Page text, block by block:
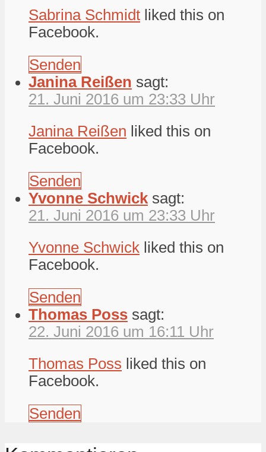
Sabrina Schmidt liked this on
Facebook.
Senden
Janina Reißen sagt:
21. Juni 2016 um 23:33 Uhr
Janina Reißen liked this on
Facebook.
Senden
Yvonne Schwick sagt:
21. Juni 2016 um 23:33 Uhr
Yvonne Schwick liked this on
Facebook.
Senden
Thomas Poss sagt:
22. Juni 2016 um 16:11 Uhr
Thomas Poss liked this on
Facebook.
Senden